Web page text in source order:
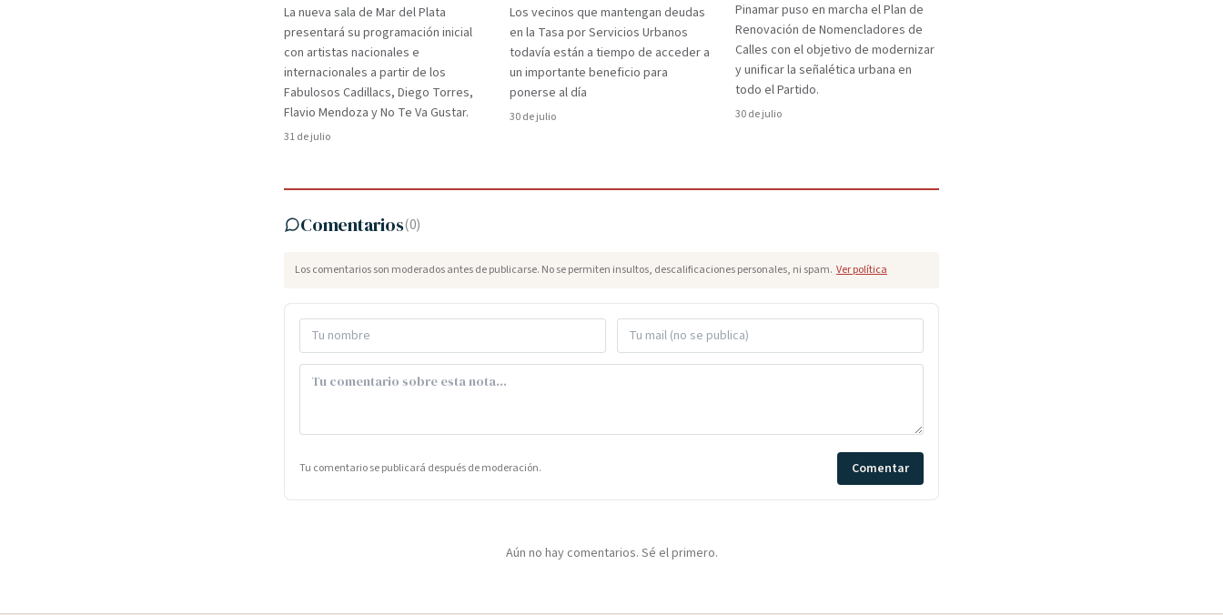
La nueva sala de Mar del Plata
presentará su programación inicial
con artistas nacionales e
internacionales a partir de los
Fabulosos Cadillacs, Diego Torres,
Flavio Mendoza y No Te Va Gustar.
31 de julio
Los vecinos que mantengan deudas
en la Tasa por Servicios Urbanos
todavía están a tiempo de acceder a
un importante beneficio para
ponerse al día
30 de julio
Pinamar puso en marcha el Plan de
Renovación de Nomencladores de
Calles con el objetivo de modernizar
y unificar la señalética urbana en
todo el Partido.
30 de julio
Comentarios(0)
Los comentarios son moderados antes de publicarse. No se permiten insultos, descalificaciones personales, ni spam. Ver política
Tu comentario se publicará después de moderación. Comentar
Aún no hay comentarios. Sé el primero.